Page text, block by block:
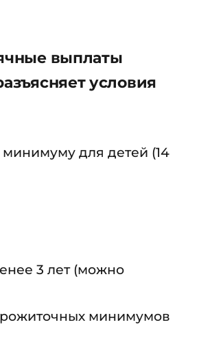
выплаты
условия
для детей (14
3 лет (можно
минимумов